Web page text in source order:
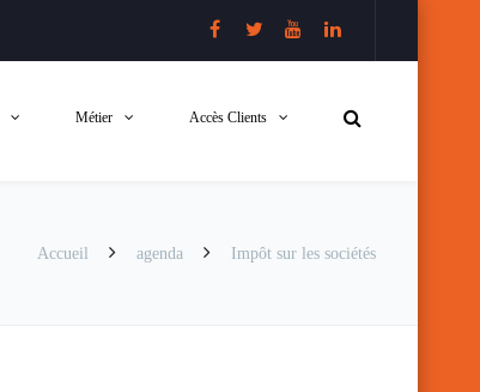
Métier Accès Clients
Accueil agenda Impôt sur les sociétés